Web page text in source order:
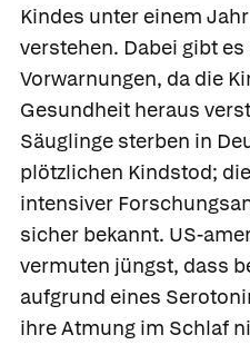
Kindes unter einem
verstehen. Dabei gibt
Vorwarnungen, da die
Gesundheit heraus
Säuglinge sterben in
plötzlichen Kindstod;
intensiver
sicher bekannt. US-
vermuten jüngst, dass
aufgrund eines
ihre Atmung im Schlaf